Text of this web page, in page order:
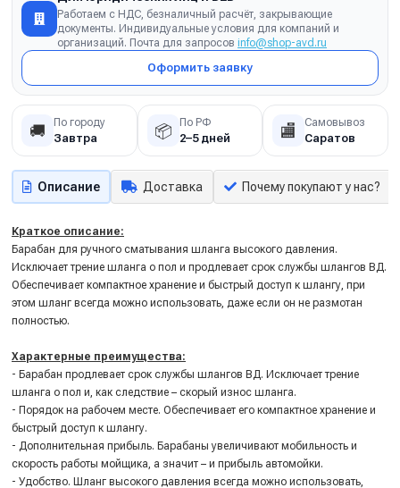
Работаем с НДС, безналичный расчёт, закрывающие
документы. Индивидуальные условия для компаний и
организаций. Почта для запросов info@shop-avd.ru
Оформить заявку
🚚 По городу
Завтра 📦 По РФ
2–5 дней 🏬 Самовывоз
Саратов
Описание Доставка Почему покупают у нас?
Краткое описание:
Барабан для ручного сматывания шланга высокого давления.
Исключает трение шланга о пол и продлевает срок службы шлангов ВД.
Обеспечивает компактное хранение и быстрый доступ к шлангу, при
этом шланг всегда можно использовать, даже если он не размотан
полностью.
Характерные преимущества:
- Барабан продлевает срок службы шлангов ВД. Исключает трение
шланга о пол и, как следствие – скорый износ шланга.
- Порядок на рабочем месте. Обеспечивает его компактное хранение и
быстрый доступ к шлангу.
- Дополнительная прибыль. Барабаны увеличивают мобильность и
скорость работы мойщика, а значит – и прибыль автомойки.
- Удобство. Шланг высокого давления всегда можно использовать,